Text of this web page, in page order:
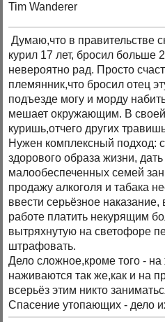
Tim Wanderer
Думаю,что в правительстве
курил 17 лет, бросил больше
невероятно рад. Просто
племянник,что бросил отец
подъезде могу и морду
мешает окружающим. В
куришь,отчего других
Нужен комплексный подход:
здорового образа жизни,
малообеспеченных семей
продажу алкоголя и табака
ввести серьёзное наказание,
работе платить некурящим
вытряхнутую на светофоре
штрафовать.
Дело сложное,кроме того - на
наживаются так же,как и на
всерьёз этим никто
Спасение утопающих - дело